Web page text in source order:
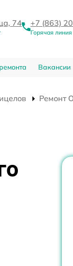
74 +7 (863)
Горячая линия
Вакансии
Ремонт